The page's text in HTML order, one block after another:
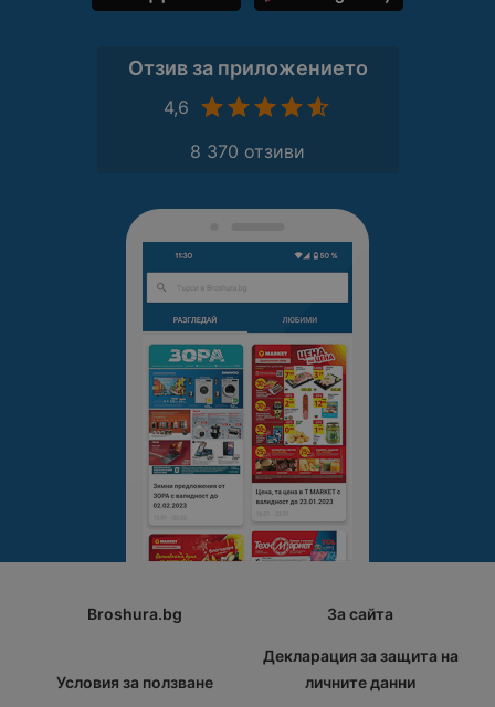
Отзив за приложението
4,6
8 370 отзиви
Broshura.bg За сайта
Условия за ползване
Декларация за защита на
личните данни